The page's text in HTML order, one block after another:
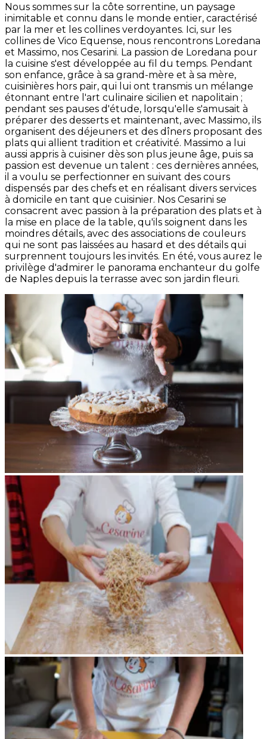
Nous sommes sur la côte sorrentine, un paysage
inimitable et connu dans le monde entier, caractérisé
par la mer et les collines verdoyantes. Ici, sur les
collines de Vico Equense, nous rencontrons Loredana
et Massimo, nos Cesarini. La passion de Loredana pour
la cuisine s'est développée au fil du temps. Pendant
son enfance, grâce à sa grand-mère et à sa mère,
cuisinières hors pair, qui lui ont transmis un mélange
étonnant entre l'art culinaire sicilien et napolitain ;
pendant ses pauses d'étude, lorsqu'elle s'amusait à
préparer des desserts et maintenant, avec Massimo, ils
organisent des déjeuners et des dîners proposant des
plats qui allient tradition et créativité. Massimo a lui
aussi appris à cuisiner dès son plus jeune âge, puis sa
passion est devenue un talent : ces dernières années,
il a voulu se perfectionner en suivant des cours
dispensés par des chefs et en réalisant divers services
à domicile en tant que cuisinier. Nos Cesarini se
consacrent avec passion à la préparation des plats et à
la mise en place de la table, qu'ils soignent dans les
moindres détails, avec des associations de couleurs
qui ne sont pas laissées au hasard et des détails qui
surprennent toujours les invités. En été, vous aurez le
privilège d'admirer le panorama enchanteur du golfe
de Naples depuis la terrasse avec son jardin fleuri.